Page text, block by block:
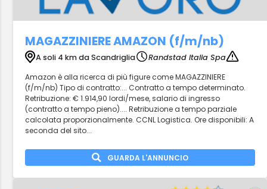
MAGAZZINIERE AMAZON (f/m/nb)
A soli 4 km da Scandriglia
Randstad Italia Spa
Amazon è alla ricerca di più figure come MAGAZZINIERE
(f/m/nb) Tipo di contratto:... Contratto a tempo determinato.
Retribuzione: € 1.914,90 lordi/mese, salario di ingresso
(contratto a tempo pieno).... Retribuzione a tempo parziale
calcolata proporzionalmente. CCNL Logistica. Ore disponibili: A
seconda del sito...
GUARDA L'ANNUNCIO